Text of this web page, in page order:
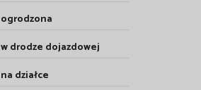
ogrodzona
w drodze dojazdowej
na działce